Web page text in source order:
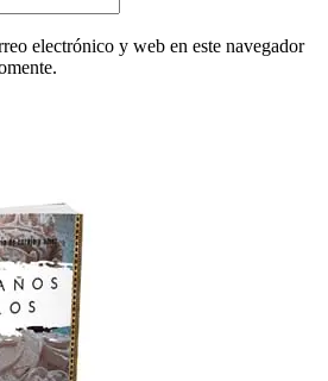
electrónico y web en este navegador